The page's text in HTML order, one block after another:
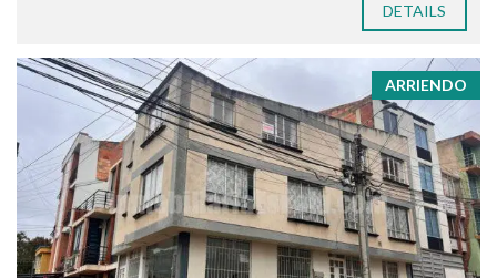
DETAILS
ARRIENDO